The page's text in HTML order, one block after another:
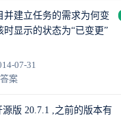
并建立任务的需求为何变
时显示的状态为“已变更”
07-31
案
版 20.7.1 ,之前的版本有